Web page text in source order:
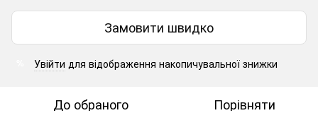
Замовити швидко
Увійти для відображення накопичувальної знижки
До обраного Порівняти